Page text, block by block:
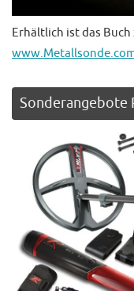
Erhältlich ist das Buch
Sonderangebote